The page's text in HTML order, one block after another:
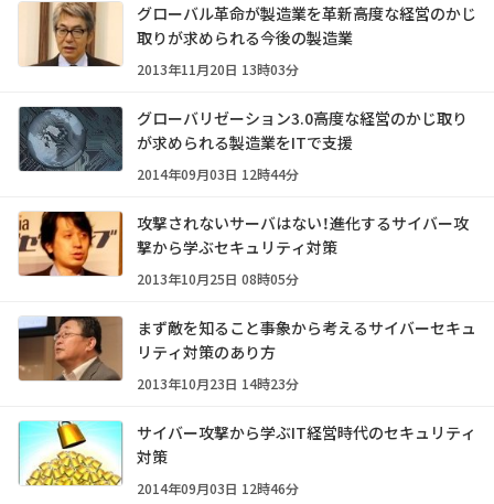
グローバル革命が製造業を革新――高度な経営のかじ
取りが求められる今後の製造業
2013年11月20日 13時03分
グローバリゼーション3.0――高度な経営のかじ取り
が求められる製造業をITで支援
2014年09月03日 12時44分
攻撃されないサーバはない！――進化するサイバー攻
撃から学ぶセキュリティ対策
2013年10月25日 08時05分
まず敵を知ること――事象から考えるサイバーセキュ
リティ対策のあり方
2013年10月23日 14時23分
サイバー攻撃から学ぶIT経営時代のセキュリティ
対策
2014年09月03日 12時46分